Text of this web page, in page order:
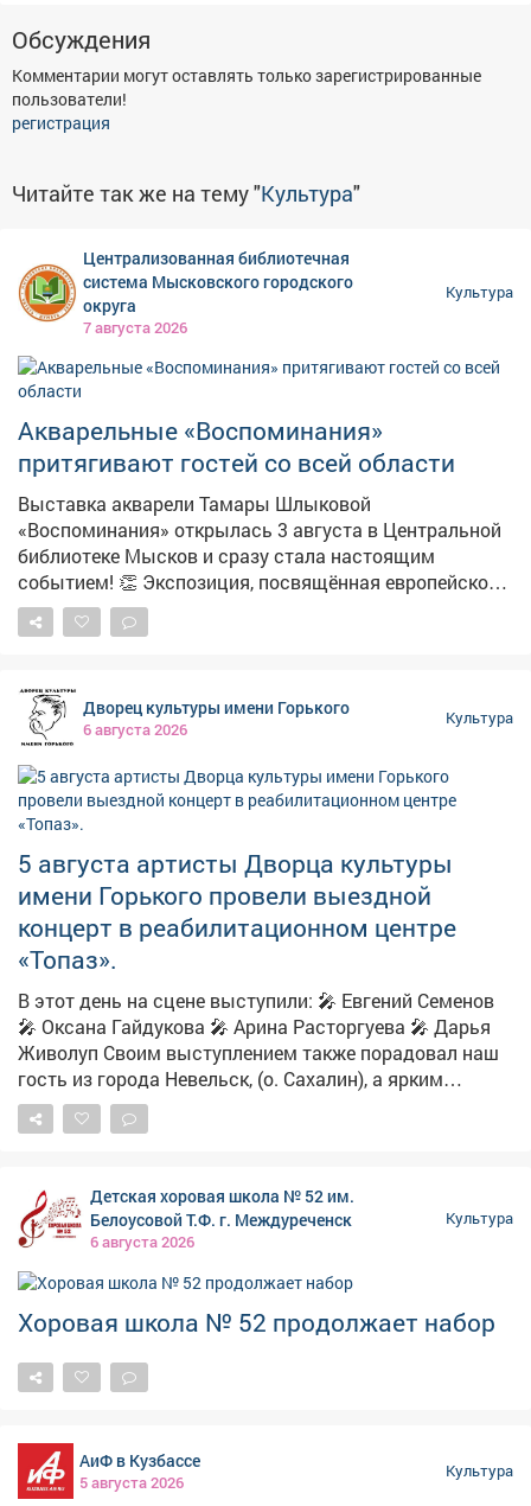
Обсуждения
Комментарии могут оставлять только зарегистрированные
пользователи!
регистрация
Читайте так же на тему "Культура"
Централизованная библиотечная
система Мысковского городского
округа
7 августа 2026
Культура
Акварельные «Воспоминания»
притягивают гостей со всей области
Выставка акварели Тамары Шлыковой
«Воспоминания» открылась 3 августа в Центральной
библиотеке Мысков и сразу стала настоящим
событием! 👏 Экспозиция, посвящённая европейскому
городскому пейзажу, пользуется огромным интересом
у горожан. В день её монтажа выставку посетила
архитектора-художника пришли ценители акварели из
Кемерова. 👋 Приходите и вы за вдохновением и
хорошим настроением! Ждём вас в библиотеке по
адресу: г. Мыски, ул. Советская, д. 44. #воспоминания
#выставкаакварели #акварельшлыковой
Дворец культуры имени Горького
6 августа 2026
Культура
5 августа артисты Дворца культуры
имени Горького провели выездной
концерт в реабилитационном центре
«Топаз».
В этот день на сцене выступили: 🎤 Евгений Семенов
🎤 Оксана Гайдукова 🎤 Арина Расторгуева 🎤 Дарья
Живолуп Своим выступлением также порадовал наш
гость из города Невельск, (о. Сахалин), а ярким
украшением программы стало выступление
хореографического коллектива «Сезон» - они добавили
директор Дворца культуры имени Горького, именно
она создавала атмосферу тепла, уюта и настоящего
зрителей в единое целое. В программе прозвучали как
проникновенные композиции: "Солдатским матерям",
"Защитники отечества", "Мы вдвоем", "Ромашки
спрятались", так и веселые мелодии, под которые
хотелось танцевать: "Головоломка", "Последняя
Перед концертом состоялся показ фильма «Улица
победы» - пронзительной картины, созданной при
поддержке Президентского фонда культурных
Детская хоровая школа № 52 им.
Белоусовой Т.Ф. г. Междуреченск
6 августа 2026
Культура
Хоровая школа № 52 продолжает набор
АиФ в Кузбассе
5 августа 2026
Культура